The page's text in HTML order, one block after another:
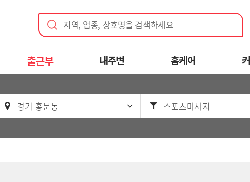
지역, 업종, 상호명을 검색하세요
출근부 내주변 홈케어
경기 홍문동 스포츠마사지